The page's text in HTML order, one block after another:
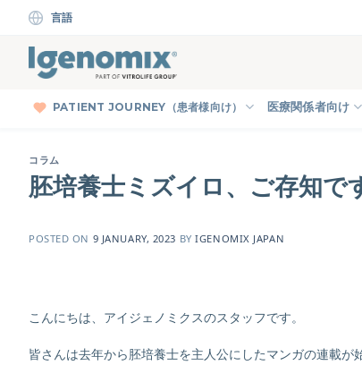
content
言語
PATIENT JOURNEY（患者様向け） 医療関係者向け
コラム
胚培養士ミズイロ、ご存知で
POSTED ON 9 JANUARY, 2023 BYIGENOMIX JAPAN
こんにちは、アイジェノミクスのスタッフです。
皆さんは去年から胚培養士を主人公にしたマンガの連載